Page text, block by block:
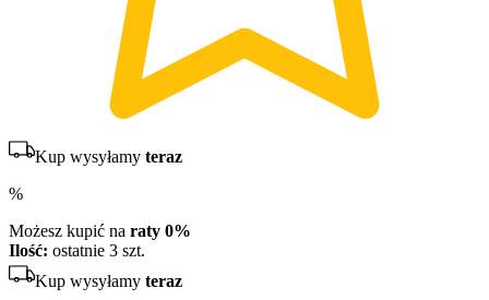
Kup wysyłamy teraz
%
Możesz kupić na raty 0%
Ilość: ostatnie 3 szt.
Kup wysyłamy teraz